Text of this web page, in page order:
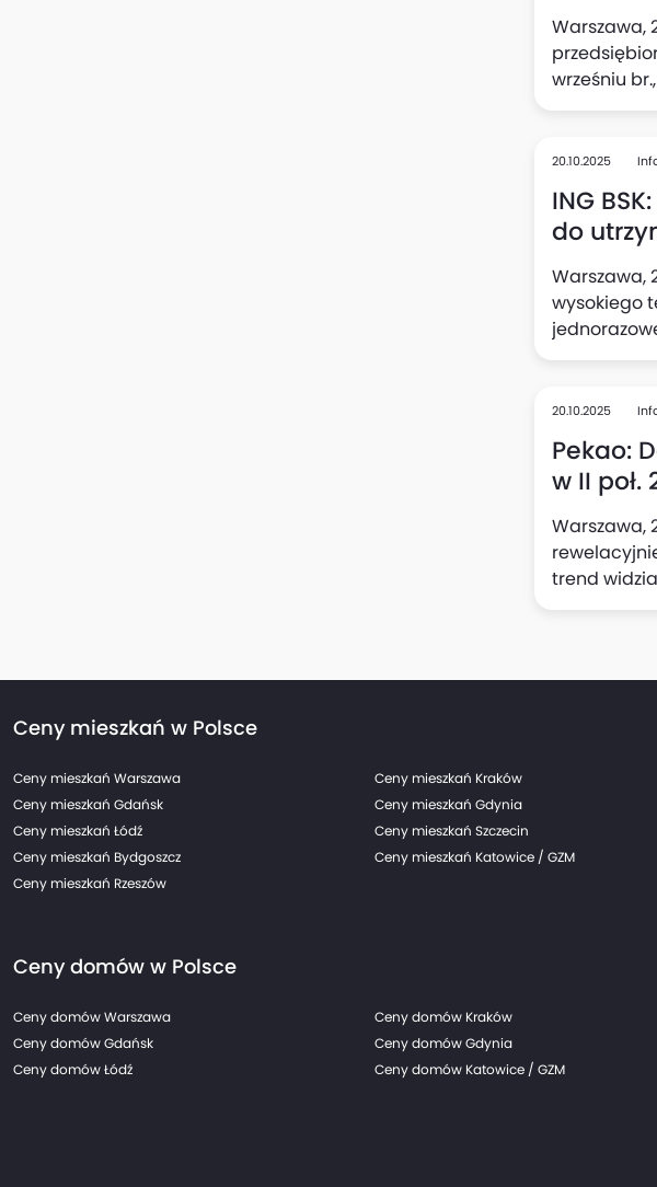
Warszawa,
wrześniu
20.10.2025
ING
do
Warszawa,
wysokiego
polskiego
w
mogą
stóp
20.10.2025
Pekao:
w II poł.
Warszawa,
trend
połowie
Ceny mieszkań w Polsce
Ceny mieszkań Warszawa Ceny mieszkań Kraków
Ceny mieszkań Gdańsk
Ceny mieszkań Gdynia
Ceny mieszkań Łódź
Ceny mieszkań Szczecin
Ceny mieszkań Bydgoszcz
Ceny mieszkań Katowice / GZM
Ceny mieszkań Rzeszów
Ceny domów w Polsce
Ceny domów Warszawa Ceny domów Kraków
Ceny domów Gdańsk
Ceny domów Gdynia
Ceny domów Łódź
Ceny domów Katowice / GZM